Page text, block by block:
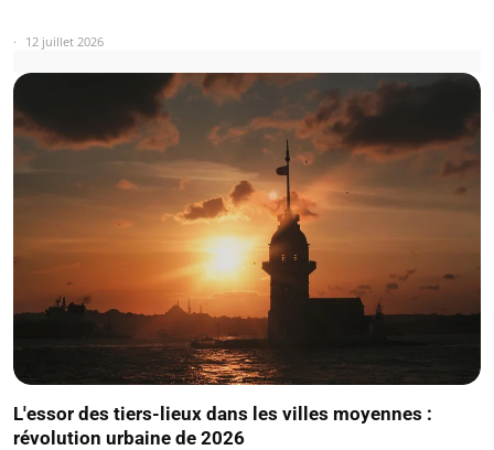
12 juillet 2026
L'essor des tiers-lieux dans les villes moyennes :
révolution urbaine de 2026